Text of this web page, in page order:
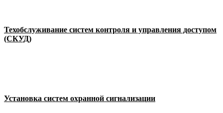
Техобслуживание систем контроля и управления доступом
(СКУД)
Установка систем охранной сигнализации